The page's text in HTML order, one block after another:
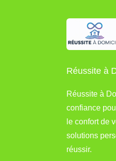
Réussite à
Réussite à
confiance
le confort de
solutions
réussir.